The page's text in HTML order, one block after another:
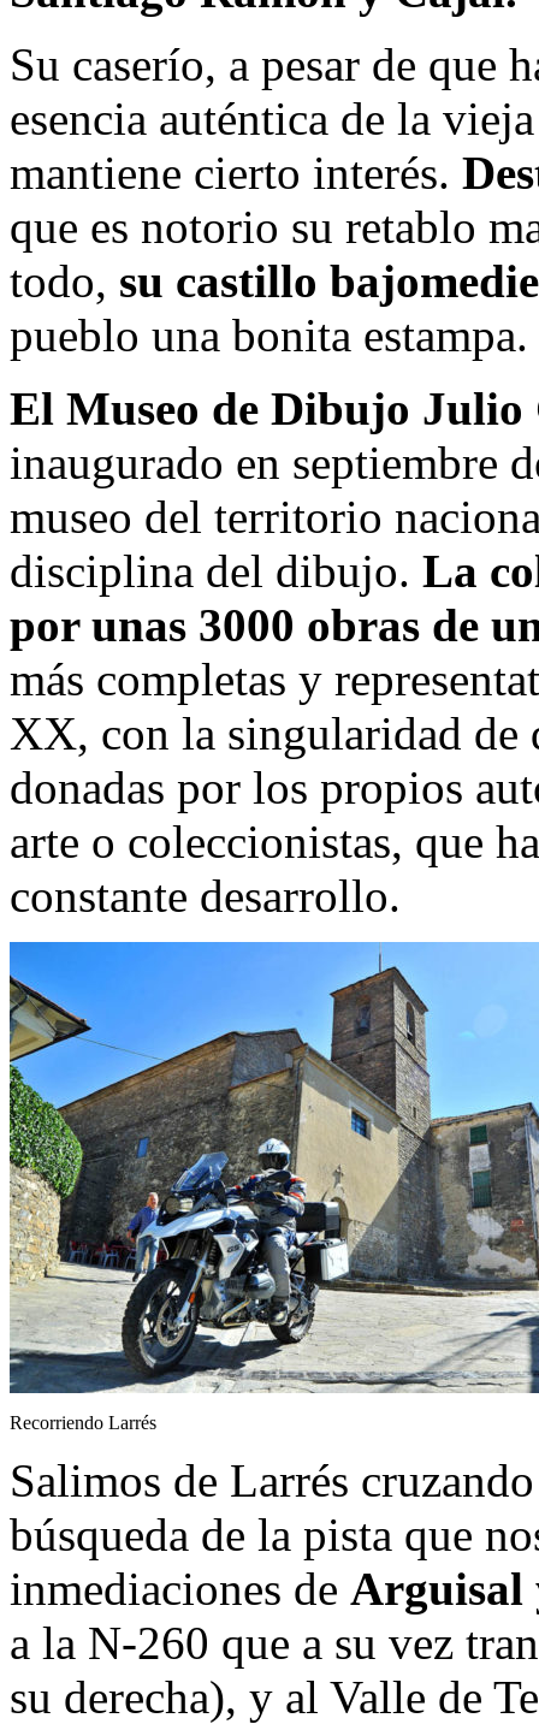
Su caserío, a pesar de que
esencia auténtica de la
mantiene cierto interés.
que es notorio su retablo
todo, su castillo
pueblo una bonita estampa.
El Museo de Dibujo
inaugurado en septiembre
museo del territorio
disciplina del dibujo. La
por unas 3000 obras de
más completas y
XX, con la singularidad de
donadas por los propios
arte o coleccionistas, que
constante desarrollo.
Recorriendo Larrés
Salimos de Larrés cruzando
búsqueda de la pista que
inmediaciones de Arguisal
a la N-260 que a su vez
su derecha), y al Valle de